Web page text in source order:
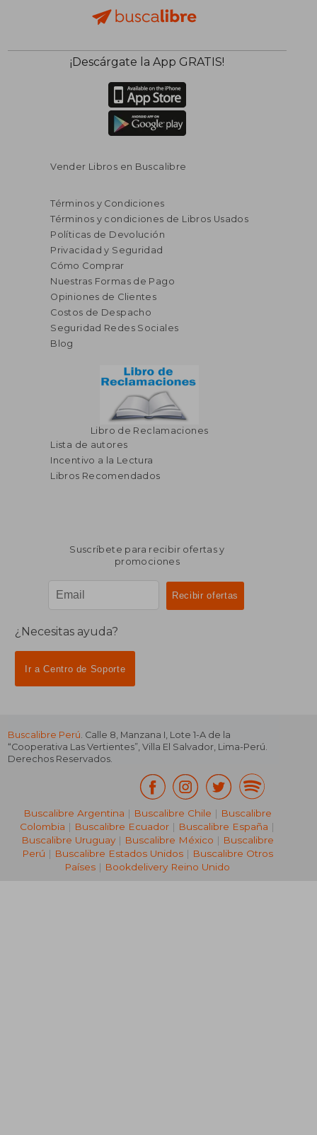
50%
dcto.
S/ 202,39
S/ 101,19
¡Descárgate la App GRATIS!
Vender Libros en Buscalibre
Términos y Condiciones
Términos y condiciones de Libros Usados
Políticas de Devolución
Privacidad y Seguridad
Cómo Comprar
Nuestras Formas de Pago
Opiniones de Clientes
Costos de Despacho
Seguridad Redes Sociales
Blog
Libro de Reclamaciones
Lista de autores
Incentivo a la Lectura
Libros Recomendados
Suscríbete para recibir ofertas y
promociones
¿Necesitas ayuda?
Ir a Centro de Soporte
Buscalibre Perú. Calle 8, Manzana I, Lote 1-A de la
“Cooperativa Las Vertientes”, Villa El Salvador, Lima-Perú.
Derechos Reservados.
Buscalibre Argentina | Buscalibre Chile | Buscalibre
Colombia | Buscalibre Ecuador | Buscalibre España |
Buscalibre Uruguay| Buscalibre México | Buscalibre
Perú | Buscalibre Estados Unidos| Buscalibre Otros
Países | Bookdelivery Reino Unido